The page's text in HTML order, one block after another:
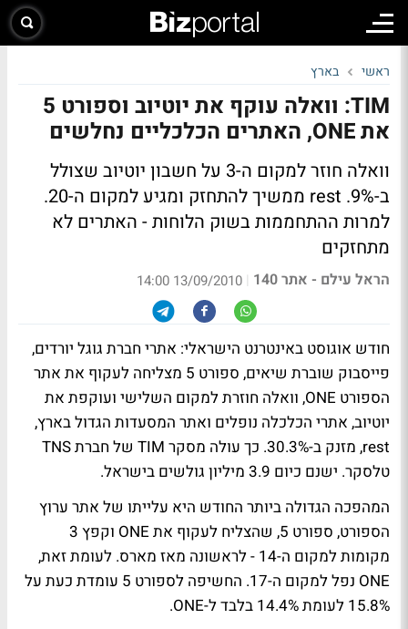
ראשי בארץ
TIM: וואלה עוקף את יוטיוב וספורט 5
את ONE, האתרים הכלכליים נחלשים
וואלה חוזר למקום ה-3 על חשבון יוטיוב שצולל
ב-9%. rest ממשיך להתחזק ומגיע למקום ה-20.
למרות ההתחממות בשוק הלוחות - האתרים לא
מתחזקים
הראל עילם - אתר 140 |
13/09/2010 14:00
חודש אוגוסט באינטרנט הישראלי: אתרי חברת גוגל יורדים,
פייסבוק שוברת שיאים, ספורט 5 מצליחה לעקוף את אתר
הספורט ONE, וואלה חוזרת למקום השלישי ועוקפת את
יוטיוב, אתרי הכלכלה נופלים ואתר המסעדות הגדול בארץ,
rest, מזנק ב-30.3%. כך עולה מסקר TIM של חברת TNS
טלסקר. ישנם כיום 3.9 מיליון גולשים בישראל.
המהפכה הגדולה ביותר החודש היא עלייתו של אתר ערוץ
הספורט, ספורט 5, שהצליח לעקוף את ONE וקפץ 3
מקומות למקום ה-14 - לראשונה מאז מארס. לעומת זאת,
ONE נפל למקום ה-17. החשיפה לספורט 5 עומדת כעת על
15.8% לעומת 14.4% בלבד ל-ONE.